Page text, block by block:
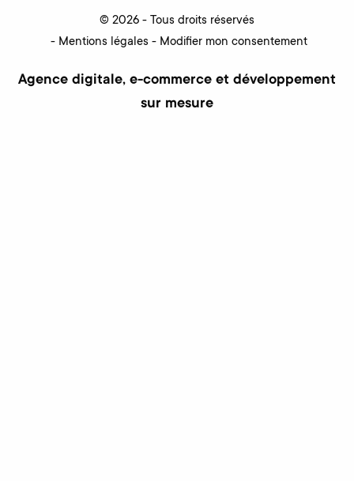
© 2026 - Tous droits réservés
Mentions légales
Modifier mon consentement
Agence digitale, e-commerce et développement
sur mesure